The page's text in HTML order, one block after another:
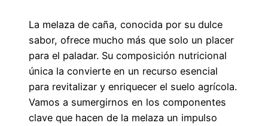
La melaza de caña, conocida por su dulce
sabor, ofrece mucho más que solo un placer
para el paladar. Su composición nutricional
única la convierte en un recurso esencial
para revitalizar y enriquecer el suelo agrícola.
Vamos a sumergirnos en los componentes
clave que hacen de la melaza un impulso